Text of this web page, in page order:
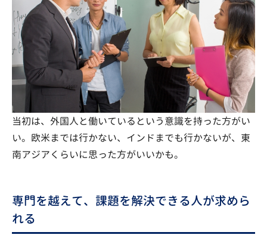
当初は、外国人と働いているという意識を持った方がい
い。欧米までは行かない、インドまでも行かないが、東
南アジアくらいに思った方がいいかも。
専門を越えて、課題を解決できる人が求めら
れる